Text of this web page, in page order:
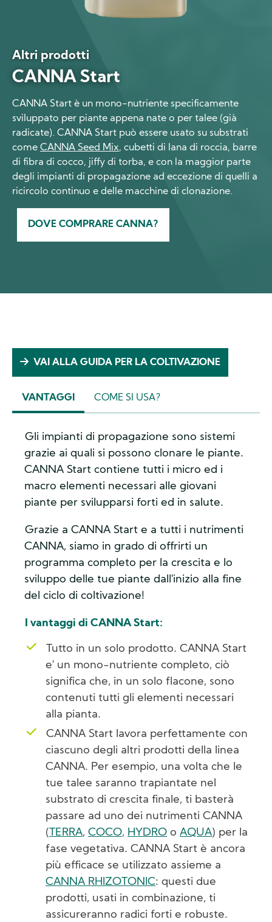
Altri prodotti
CANNA Start
CANNA Start è un mono-nutriente specificamente
sviluppato per piante appena nate o per talee (già
radicate). CANNA Start può essere usato su substrati
come CANNA Seed Mix, cubetti di lana di roccia, barre
di fibra di cocco, jiffy di torba, e con la maggior parte
degli impianti di propagazione ad eccezione di quelli a
ricircolo continuo e delle macchine di clonazione.
DOVE COMPRARE CANNA?
VANTAGGI
(ACTIVE
COME SI USA?
VAI ALLA GUIDA PER LA COLTIVAZIONE
Gli impianti di propagazione sono sistemi
grazie ai quali si possono clonare le piante.
CANNA Start contiene tutti i micro ed i
macro elementi necessari alle giovani
piante per svilupparsi forti ed in salute.
Grazie a CANNA Start e a tutti i nutrimenti
CANNA, siamo in grado di offrirti un
programma completo per la crescita e lo
sviluppo delle tue piante dall'inizio alla fine
del ciclo di coltivazione!
I vantaggi di CANNA Start:
Tutto in un solo prodotto. CANNA Start
e' un mono-nutriente completo, ciò
significa che, in un solo flacone, sono
contenuti tutti gli elementi necessari
alla pianta.
CANNA Start lavora perfettamente con
ciascuno degli altri prodotti della linea
CANNA. Per esempio, una volta che le
tue talee saranno trapiantate nel
substrato di crescita finale, ti basterà
passare ad uno dei nutrimenti CANNA
( TERRA, COCO, HYDRO o AQUA) per la
fase vegetativa. CANNA Start è ancora
più efficace se utilizzato assieme a
CANNA RHIZOTONIC: questi due
prodotti, usati in combinazione, ti
assicureranno radici forti e robuste.